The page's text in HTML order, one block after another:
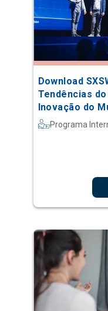
Download
Tendências
Inovação do
Programa